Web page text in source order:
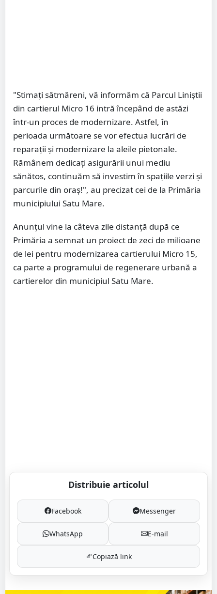
"Stimați sătmăreni, vă informăm că Parcul Liniștii
din cartierul Micro 16 intră începând de astăzi
într-un proces de modernizare. Astfel, în
perioada următoare se vor efectua lucrări de
reparații și modernizare la aleile pietonale.
Rămânem dedicați asigurării unui mediu
sănătos, continuăm să investim în spațiile verzi și
parcurile din oraș!", au precizat cei de la Primăria
municipiului Satu Mare.
Anunțul vine la câteva zile distanță după ce
Primăria a semnat un proiect de zeci de milioane
de lei pentru modernizarea cartierului Micro 15,
ca parte a programului de regenerare urbană a
cartierelor din municipiul Satu Mare.
Distribuie articolul
Facebook Messenger
WhatsApp E-mail
Copiază link